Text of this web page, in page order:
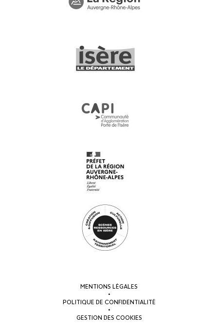
MENTIONS LÉGALES
•
POLITIQUE DE CONFIDENTIALITÉ
•
GESTION DES COOKIES